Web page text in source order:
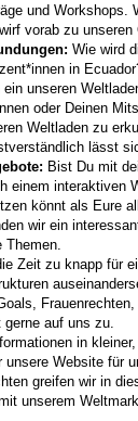
und
vorab zu
Wie wird
in
unseren
oder Deinen
Weltladen zu
lässt
Bist Du mit
einem interaktiven
könnt als Eure
wir ein
Themen.
Zeit zu knapp für
auf uns zu.
in
unsere Website für
greifen wir in
unserem